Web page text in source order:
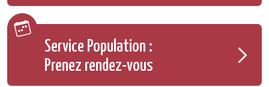
Service Population :
Prenez rendez-vous